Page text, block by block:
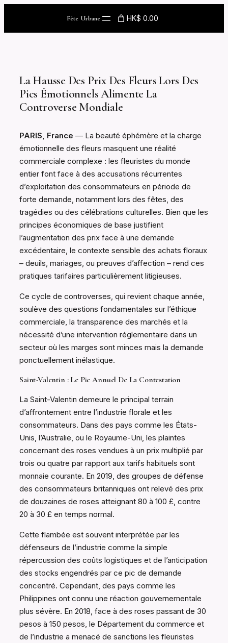
content
Fête Urbane HK$ 0.00
La Hausse Des Prix Des Fleurs Lors Des
Pics Émotionnels Alimente La
Controverse Mondiale
PARIS, France — La beauté éphémère et la charge
émotionnelle des fleurs masquent une réalité
commerciale complexe : les fleuristes du monde
entier font face à des accusations récurrentes
d’exploitation des consommateurs en période de
forte demande, notamment lors des fêtes, des
tragédies ou des célébrations culturelles. Bien que les
principes économiques de base justifient
l’augmentation des prix face à une demande
excédentaire, le contexte sensible des achats floraux
– deuils, mariages, ou preuves d’affection – rend ces
pratiques tarifaires particulièrement litigieuses.
Ce cycle de controverses, qui revient chaque année,
soulève des questions fondamentales sur l’éthique
commerciale, la transparence des marchés et la
nécessité d’une intervention réglementaire dans un
secteur où les marges sont minces mais la demande
ponctuellement inélastique.
Saint-Valentin : Le Pic Annuel De La Contestation
La Saint-Valentin demeure le principal terrain
d’affrontement entre l’industrie florale et les
consommateurs. Dans des pays comme les États-
Unis, l’Australie, ou le Royaume-Uni, les plaintes
concernant des roses vendues à un prix multiplié par
trois ou quatre par rapport aux tarifs habituels sont
monnaie courante. En 2019, des groupes de défense
des consommateurs britanniques ont relevé des prix
de douzaines de roses atteignant 80 à 100 £, contre
20 à 30 £ en temps normal.
Cette flambée est souvent interprétée par les
défenseurs de l’industrie comme la simple
répercussion des coûts logistiques et de l’anticipation
des stocks engendrés par ce pic de demande
concentré. Cependant, des pays comme les
Philippines ont connu une réaction gouvernementale
plus sévère. En 2018, face à des roses passant de 30
pesos à 150 pesos, le Département du commerce et
de l’industrie a menacé de sanctions les fleuristes